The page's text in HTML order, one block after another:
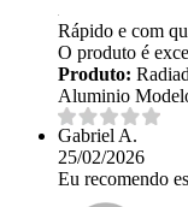
Rápido e com
O produto é
Produto:
Aluminio
Gabriel A.
25/02/2026
Eu recomendo